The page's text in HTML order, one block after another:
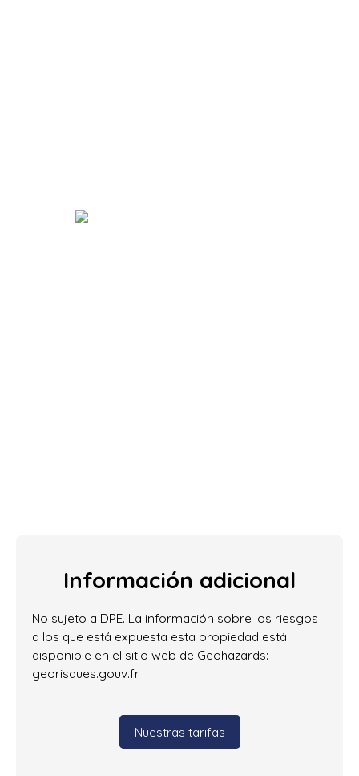
Información adicional
No sujeto a DPE. La información sobre los riesgos
a los que está expuesta esta propiedad está
disponible en el sitio web de Geohazards:
georisques.gouv.fr.
Nuestras tarifas